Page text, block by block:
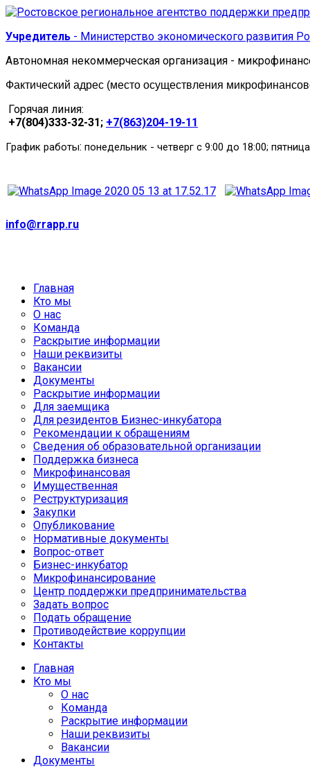
Учредитель - Министерство экономического развития
Автономная некоммерческая организация -
Фактический адрес (место осуществления
Горячая линия:
+7(804)333-32-31; +7(863)204-19-11
График работы: понедельник - четверг с 9:00 до 18:00;
info@rrapp.ru
Главная
Кто мы
О нас
Команда
Раскрытие информации
Наши реквизиты
Вакансии
Документы
Раскрытие информации
Для заемщика
Для резидентов Бизнес-инкубатора
Рекомендации к обращениям
Сведения об образовательной организации
Поддержка бизнеса
Микрофинансовая
Имущественная
Реструктуризация
Закупки
Опубликование
Нормативные документы
Вопрос-ответ
Бизнес-инкубатор
Микрофинансирование
Центр поддержки предпринимательства
Задать вопрос
Подать обращение
Противодействие коррупции
Контакты
Главная
Кто мы
О нас
Команда
Раскрытие информации
Наши реквизиты
Вакансии
Документы